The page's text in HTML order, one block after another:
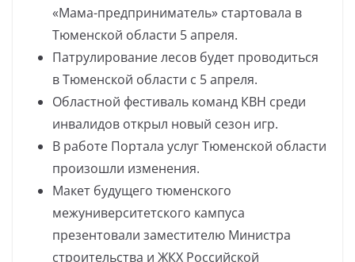
«Мама-предприниматель» стартовала в
Тюменской области 5 апреля.
Патрулирование лесов будет проводиться
в Тюменской области с 5 апреля.
Областной фестиваль команд КВН среди
инвалидов открыл новый сезон игр.
В работе Портала услуг Тюменской области
произошли изменения.
Макет будущего тюменского
межуниверситетского кампуса
презентовали заместителю Министра
строительства и ЖКХ Российской